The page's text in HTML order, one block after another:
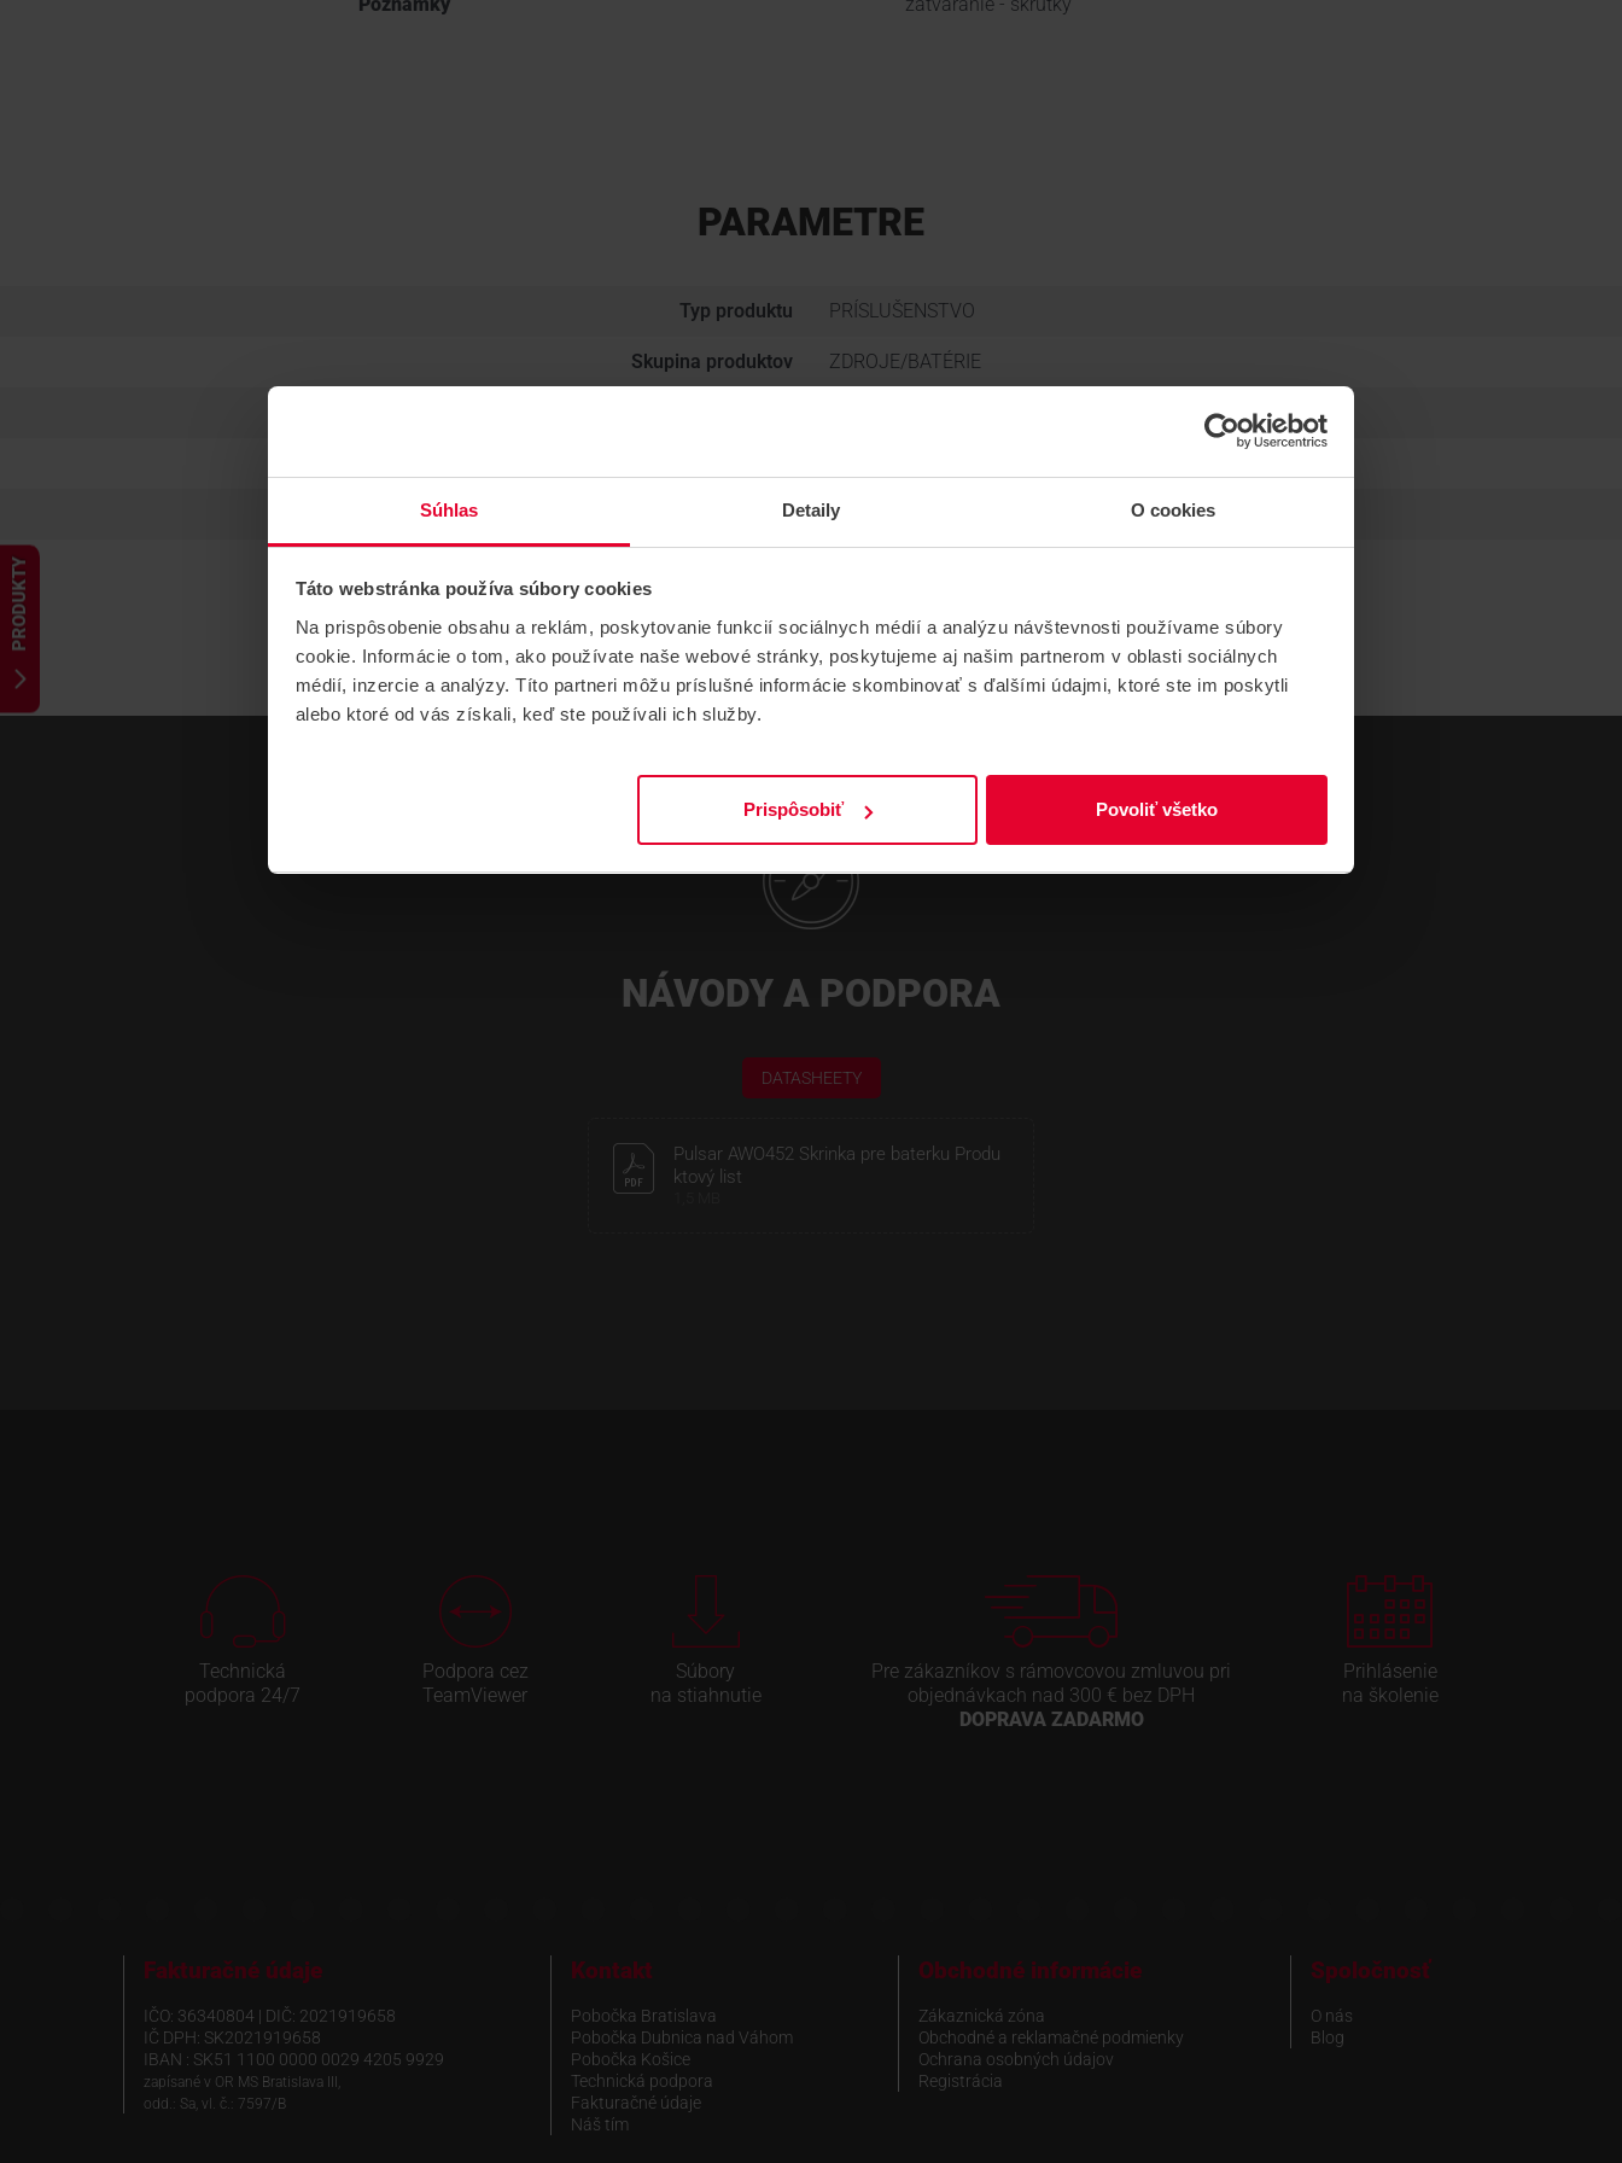
Súhlas Detaily O cookies
Táto webstránka používa súbory cookies
Na prispôsobenie obsahu a reklám, poskytovanie funkcií sociálnych médií a analýzu návštevnosti používame súbory
cookie. Informácie o tom, ako používate naše webové stránky, poskytujeme aj našim partnerom v oblasti sociálnych
médií, inzercie a analýzy. Títo partneri môžu príslušné informácie skombinovať s ďalšími údajmi, ktoré ste im poskytli
alebo ktoré od vás získali, keď ste používali ich služby.
Prispôsobiť Povoliť všetko
PRODUKTY
PARAMETRE
Typ produktu PRÍSLUŠENSTVO
Skupina produktov ZDROJE/BATÉRIE
Hmotnosť 0.75 kg
NÁVODY A PODPORA
DATASHEETY
Pulsar AWO452 Skrinka pre baterku Produ
ktový list
Technická
podpora 24/7
Podpora cez
TeamViewer
Súbory
na stiahnutie
Pre zákazníkov s rámovcovou zmluvou pri
objednávkach nad 300 € bez DPH
DOPRAVA ZADARMO
Prihlásenie
na školenie
Fakturačné údaje
IČO: 36340804 | DIČ: 2021919658
IČ DPH: SK2021919658
IBAN : SK51 1100 0000 0029 4205 9929
zapísané v OR MS Bratislava III,
odd.: Sa, vl. č.: 7597/B
Kontakt
Pobočka Bratislava
Pobočka Dubnica nad Váhom
Pobočka Košice
Technická podpora
Fakturačné údaje
Náš tím
Obchodné informácie
Zákaznická zóna
Obchodné a reklamačné podmienky
Ochrana osobných údajov
Registrácia
Spoločnosť
O nás
Blog